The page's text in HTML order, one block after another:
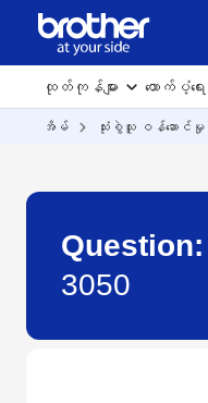
ထုတ်ကုန်များ ထောက်ပံ့ရေ
အိမ် သုံးစွဲသူ ဝန်ဆော
Question:
3050